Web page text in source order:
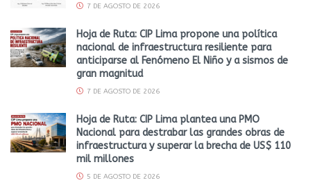
7 DE AGOSTO DE 2026
Hoja de Ruta: CIP Lima propone una política
nacional de infraestructura resiliente para
anticiparse al Fenómeno El Niño y a sismos de
gran magnitud
7 DE AGOSTO DE 2026
Hoja de Ruta: CIP Lima plantea una PMO
Nacional para destrabar las grandes obras de
infraestructura y superar la brecha de US$ 110
mil millones
5 DE AGOSTO DE 2026